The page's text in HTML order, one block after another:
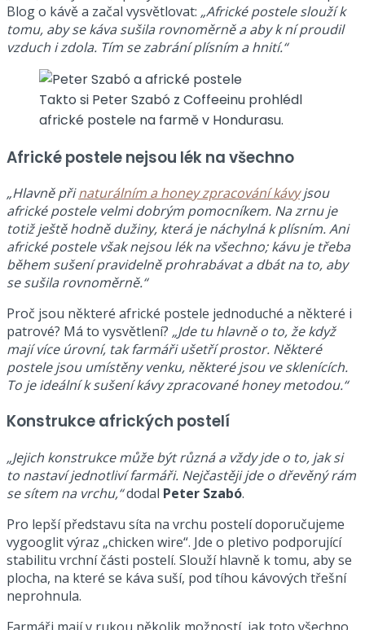
Blog o kávě a začal vysvětlovat: „Africké postele slouží k
tomu, aby se káva sušila rovnoměrně a aby k ní proudil
vzduch i zdola. Tím se zabrání plísním a hnití.“
Takto si Peter Szabó z Coffeeinu prohlédl
africké postele na farmě v Hondurasu.
Africké postele nejsou lék na všechno
„Hlavně přinaturálním a honey zpracování kávyjsou
africké postele velmi dobrým pomocníkem. Na zrnu je
totiž ještě hodně dužiny, která je náchylná k plísním. Ani
africké postele však nejsou lék na všechno; kávu je třeba
během sušení pravidelně prohrabávat a dbát na to, aby
se sušila rovnoměrně.“
Proč jsou některé africké postele jednoduché a některé i
patrové? Má to vysvětlení? „Jde tu hlavně o to, že když
mají více úrovní, tak farmáři ušetří prostor. Některé
postele jsou umístěny venku, některé jsou ve sklenících.
To je ideální k sušení kávy zpracované honey metodou.“
Konstrukce afrických postelí
„Jejich konstrukce může být různá a vždy jde o to, jak si
to nastaví jednotliví farmáři. Nejčastěji jde o dřevěný rám
se sítem na vrchu,“dodal Peter Szabó.
Pro lepší představu síta na vrchu postelí doporučujeme
vygooglit výraz „chicken wire“. Jde o pletivo podporující
stabilitu vrchní části postelí. Slouží hlavně k tomu, aby se
plocha, na které se káva suší, pod tíhou kávových třešní
neprohnula.